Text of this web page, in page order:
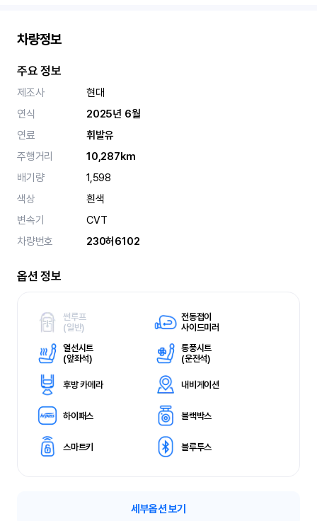
차량정보
주요 정보
제조사
현대
연식
2025년 6월
연료
휘발유
주행거리
10,287km
배기량
1,598
색상
흰색
변속기
CVT
차량번호
230허6102
옵션 정보
썬루프
(일반)
전동접이
사이드미러
열선시트
(앞좌석)
통풍시트
(운전석)
후방 카메라 내비게이션
하이패스 블랙박스
스마트키 블루투스
세부옵션 보기